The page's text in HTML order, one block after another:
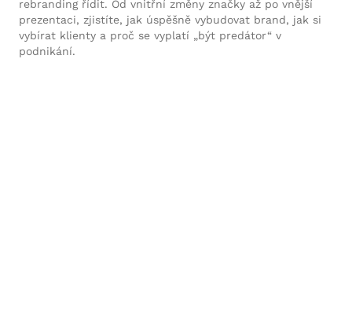
rebranding řídit. Od vnitřní změny značky až po vnější
prezentaci, zjistíte, jak úspěšně vybudovat brand, jak si
vybírat klienty a proč se vyplatí „být predátor“ v
podnikání.